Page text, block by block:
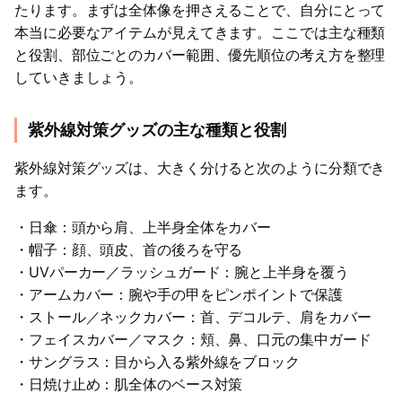
たります。まずは全体像を押さえることで、自分にとって
本当に必要なアイテムが見えてきます。ここでは主な種類
と役割、部位ごとのカバー範囲、優先順位の考え方を整理
していきましょう。
紫外線対策グッズの主な種類と役割
紫外線対策グッズは、大きく分けると次のように分類でき
ます。
・日傘：頭から肩、上半身全体をカバー
・帽子：顔、頭皮、首の後ろを守る
・UVパーカー／ラッシュガード：腕と上半身を覆う
・アームカバー：腕や手の甲をピンポイントで保護
・ストール／ネックカバー：首、デコルテ、肩をカバー
・フェイスカバー／マスク：頬、鼻、口元の集中ガード
・サングラス：目から入る紫外線をブロック
・日焼け止め：肌全体のベース対策